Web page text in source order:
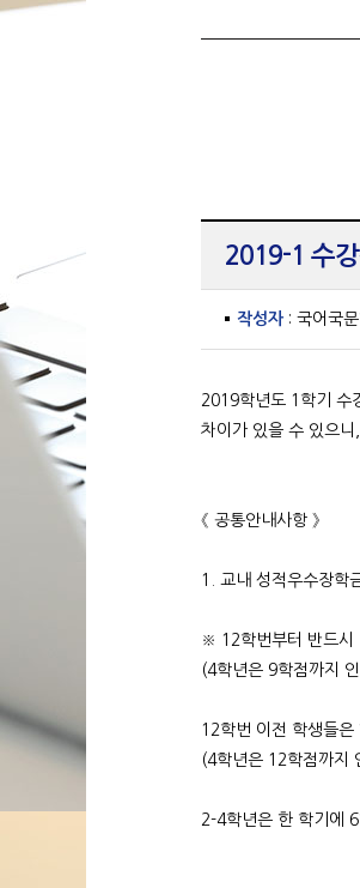
2019-1 수
작성자 : 국어국
2019학년도 1학기 수
차이가 있을 수 있으
《 공통안내사항 》
1. 교내 성적우수장학
※ 12학번부터 반드시
(4학년은 9학점까지
12학번 이전 학생들은
(4학년은 12학점까지
2-4학년은 한 학기에